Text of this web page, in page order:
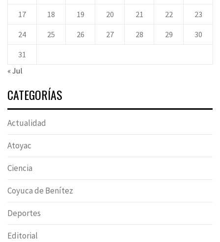
17 18 19 20 21 22 23
24 25 26 27 28 29 30
31
« Jul
CATEGORÍAS
Actualidad
Atoyac
Ciencia
Coyuca de Benítez
Deportes
Editorial